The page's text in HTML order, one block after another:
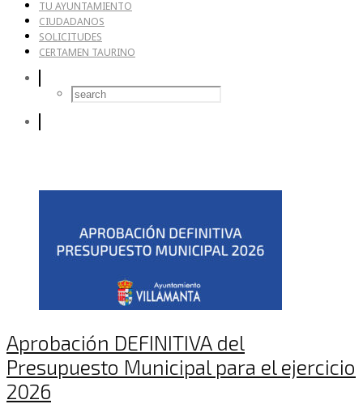
TU AYUNTAMIENTO
CIUDADANOS
SOLICITUDES
CERTAMEN TAURINO
Aprobación DEFINITIVA del
Presupuesto Municipal para el ejercicio
2026